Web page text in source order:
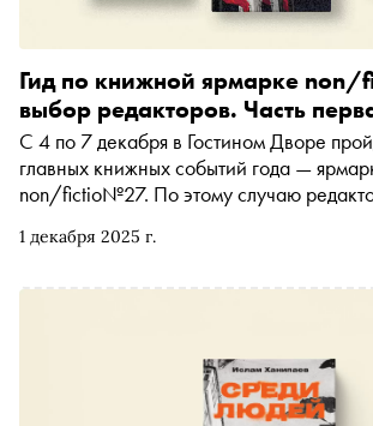
1 декабря 2025 г.
Гид по книжной ярмарке
выбор редакторов. Часть
С 4 по 7 декабря в Гостином Дворе
главных книжных событий года —
non/fictio№27. По этому случаю
первой части гида — биография Катаева
Иванова, долгожданный Грасс на
Евгением Водолазкиным и Эмиром